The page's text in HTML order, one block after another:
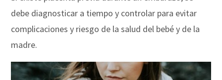
debe diagnosticar a tiempo y controlar para evitar
complicaciones y riesgo de la salud del bebé y de la
madre.